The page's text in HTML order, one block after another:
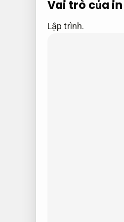
Vai trò của
Lập trình.